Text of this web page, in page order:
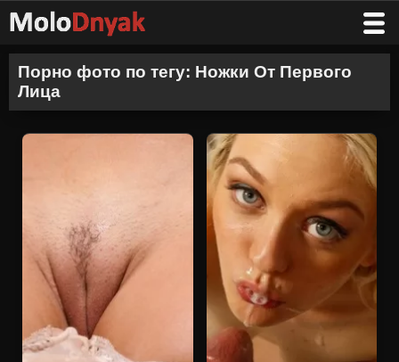
Порно фото по тегу: Ножки От Первого
Лица